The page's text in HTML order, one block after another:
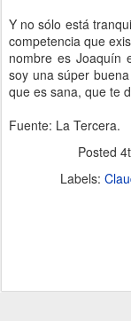
Y no sólo está
competencia que
nombre es Joaquín
soy una súper
que es sana, que te
Fuente: La Tercera.
Posted
Labels: